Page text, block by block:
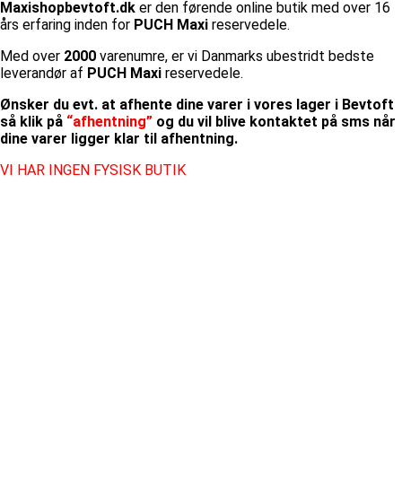
Maxishopbevtoft.dk er den førende online butik med over 16
års erfaring inden for PUCH Maxi reservedele.
Med over 2000 varenumre, er vi Danmarks ubestridt bedste
leverandør af PUCH Maxi reservedele.
Ønsker du evt. at afhente dine varer i vores lager i Bevtoft
så klik på “afhentning” og du vil blive kontaktet på sms når
dine varer ligger klar til afhentning.
VI HAR INGEN FYSISK BUTIK